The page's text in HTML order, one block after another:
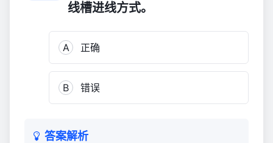
线槽进线方式。
A 正确
B 错误
答案解析